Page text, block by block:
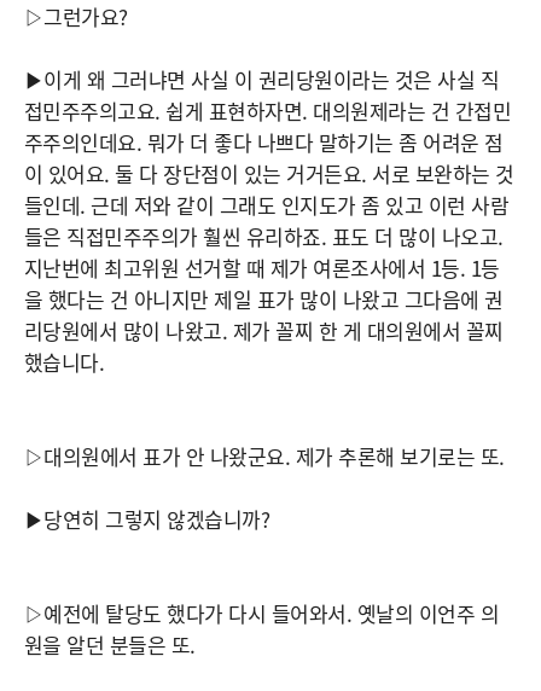
▷그런가요?
▶이게 왜 그러냐면 사실 이 권리당원이라는 것은 사실 직
접민주주의고요. 쉽게 표현하자면. 대의원제라는 건 간접민
주주의인데요. 뭐가 더 좋다 나쁘다 말하기는 좀 어려운 점
이 있어요. 둘 다 장단점이 있는 거거든요. 서로 보완하는 것
들인데. 근데 저와 같이 그래도 인지도가 좀 있고 이런 사람
들은 직접민주주의가 훨씬 유리하죠. 표도 더 많이 나오고.
지난번에 최고위원 선거할 때 제가 여론조사에서 1등. 1등
을 했다는 건 아니지만 제일 표가 많이 나왔고 그다음에 권
리당원에서 많이 나왔고. 제가 꼴찌 한 게 대의원에서 꼴찌
했습니다.
▷대의원에서 표가 안 나왔군요. 제가 추론해 보기로는 또.
▶당연히 그렇지 않겠습니까?
▷예전에 탈당도 했다가 다시 들어와서. 옛날의 이언주 의
원을 알던 분들은 또.